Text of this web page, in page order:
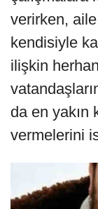
verirken,
kendisiyle
ilişkin
da en yakın
vermelerini